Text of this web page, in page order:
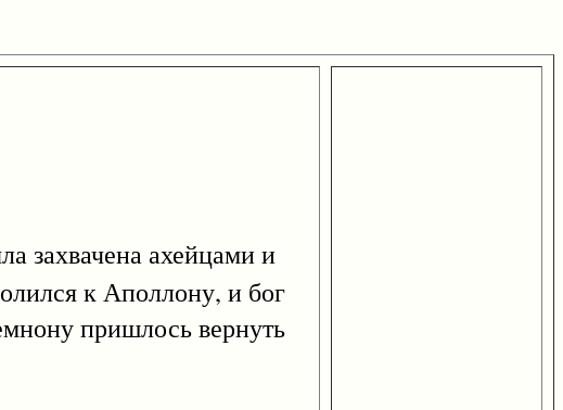
захвачена ахейцами и
к Аполлону, и бог
пришлось вернуть